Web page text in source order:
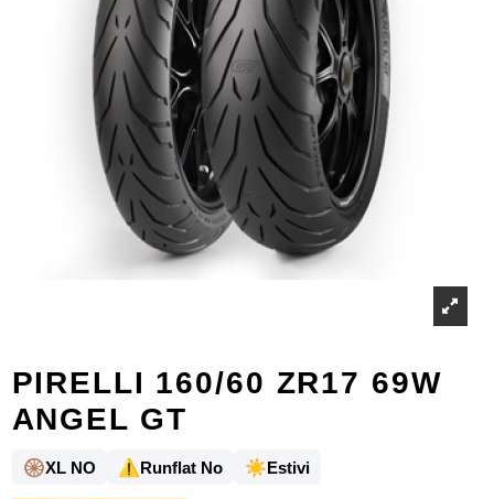
PIRELLI 160/60 ZR17 69W
ANGEL GT
🛞XL NO ⚠️Runflat No ☀️Estivi